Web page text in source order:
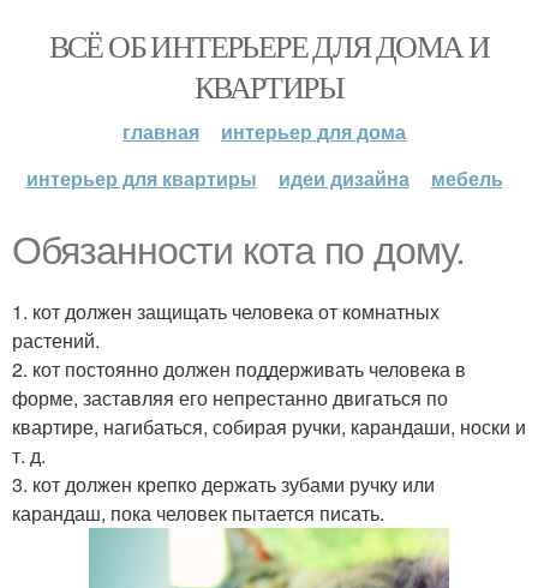
ВСЁ ОБ ИНТЕРЬЕРЕ ДЛЯ ДОМА И
КВАРТИРЫ
главная
интерьер для дома
интерьер для квартиры
идеи дизайна мебель
Обязанности кота по дому.
1. кот должен защищать человека от комнатных
растений.
2. кот постоянно должен поддерживать человека в
форме, заставляя его непрестанно двигаться по
квартире, нагибаться, собирая ручки, карандаши, носки и
т. д.
3. кот должен крепко держать зубами ручку или
карандаш, пока человек пытается писать.